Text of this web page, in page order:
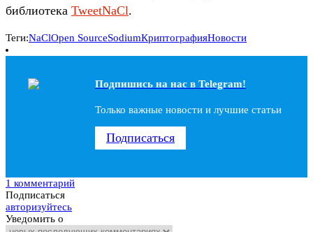
библиотека TweetNaCl.
Теги:NaClOpen SourceSodiumКриптографияНовости
Подпишись на наc в Telegram!
Только важные новости и лучшие статьи
Подписаться
1 комментарий
Подписаться
авторизуйтесь
Уведомить о